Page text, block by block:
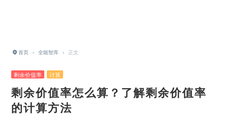
首页 › 全能智库 › 正文
剩余价值率 计算
剩余价值率怎么算？了解剩余价值率
的计算方法